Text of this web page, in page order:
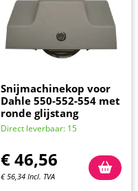
Snijmachinekop voor
Dahle 550-552-554 met
ronde glijstang
Direct leverbaar: 15
€46,56
€56,34 Incl. TVA